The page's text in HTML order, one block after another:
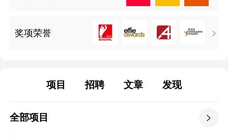
奖项荣誉 
项目 招聘 文章 发现
全部项目 